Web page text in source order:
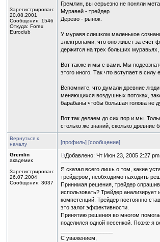
Зарегистрирован:
20.08.2001
Сообщения: 1546
Откуда: Forex
Euroclub
Гремлин, вы серьезно не поняли
Муравей - трейдер
Дерево - рынок.
У муравя слишком маленькое
электронами, что оно живет за счет
держится на трех больших
Вот также и мы с вами. Мы
этого иного. Так что вступает в
Вспомните, что думали древние
меняющихся воздушных потоках,
барабаны чтобы большая голова не
Вот так делаем до сих пор и мы.
столько же знаний, сколько древние
Вернуться к
началу
[профиль] [сообщение]
Gremlin
академик
Зарегистрирован:
26.07.2004
Сообщения: 3037
Добавлено: Чт Июн 23, 2005 2:27 pm
Я сказал всего лишь о том, какие
трейдером, необходимо находить
Принимая решения, трейдер
использовать? Трейдер
компетенций. Трейдер постоянно
это залог эффективности.
Принятию решения во многом
поделился одной песенкой. Позже я
С уважением,